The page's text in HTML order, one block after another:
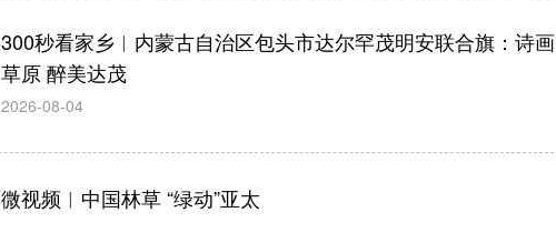
300秒看家乡︱内蒙古自治区包头市达尔罕茂明安联合旗：诗画
草原 醉美达茂
2026-08-04
微视频︱中国林草 “绿动”亚太